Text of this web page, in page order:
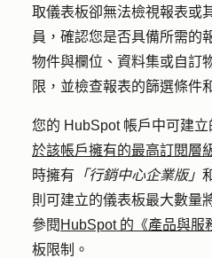
取儀表板卻無法檢視報表或
員，確認您是否具備所需的
物件與欄位、資料集或自訂
限，並檢查報表的篩選條件
您的 HubSpot 帳戶中可建
於該帳戶擁有的最高訂閱層
時擁有 「行銷中心企業版」
則可建立的儀表板最大數量
參閱 HubSpot 的《產品與服
板限制。